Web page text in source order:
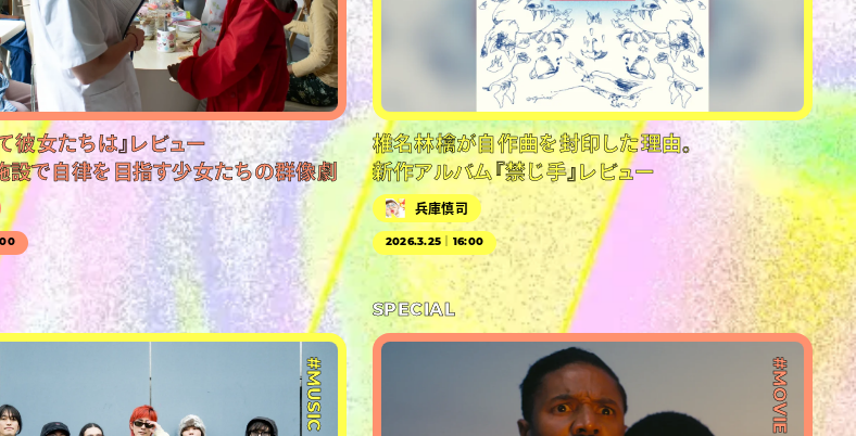
彼女たちは』レビュー
設で自律を目指す少女たちの群像劇
椎名林檎が自作曲を封印した理由。
新作アルバム『禁じ手』レビュー
兵庫慎司
2026.3.25｜16:00
#MUSIC
SPECIAL
#MOVIE